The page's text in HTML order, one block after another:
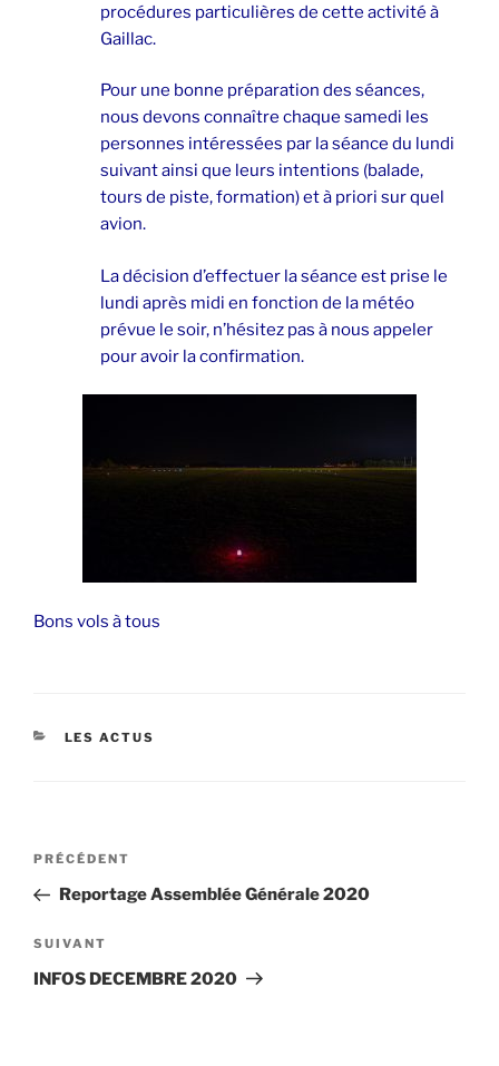
procédures particulières de cette activité à
Gaillac.
Pour une bonne préparation des séances,
nous devons connaître chaque samedi les
personnes intéressées par la séance du lundi
suivant ainsi que leurs intentions (balade,
tours de piste, formation) et à priori sur quel
avion.
La décision d’effectuer la séance est prise le
lundi après midi en fonction de la météo
prévue le soir, n’hésitez pas à nous appeler
pour avoir la confirmation.
Bons vols à tous
CATÉGORIES
LES ACTUS
Navigation
l’article
Article
précédent
PRÉCÉDENT
Reportage Assemblée Générale 2020
Article
suivant
SUIVANT
INFOS DECEMBRE 2020